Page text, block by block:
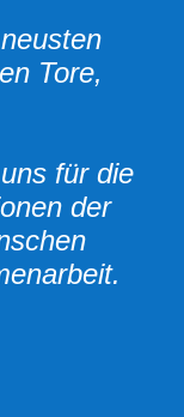
Tore,
für die
der